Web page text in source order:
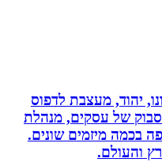
יהוד, מעצבת לדפוס
של עסקים, מנהלת
בכמה מיזמים שונים.
והעולם.